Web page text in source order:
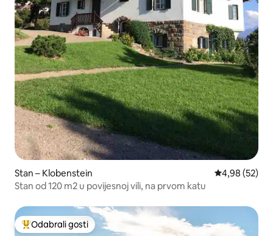
Stan – Klobenstein Prosječna
4,98 (52)
Stan od 120 m2 u povijesnoj vili, na prvom katu
Među najviše rangiranima s oznakom „Odabrali gosti”
Odabrali gosti